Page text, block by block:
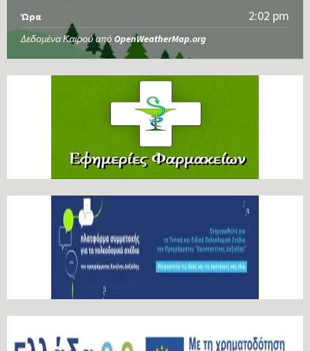
Ώρα 2:02 pm
Δεδομένα Καιρού από OpenWeatherMap.org